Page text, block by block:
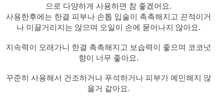
으로 다양하게 사용하면 참 좋겠어요.
사용한후에는 한결 피부나 손톱 입술이 촉촉해지고 끈적이거
나 미끌거리지는 않으며 오일이 손에 묻어나지 않아요.
지속력이 오래가니 한결 촉촉해지고 보습력이 좋으며 코코넛
향이 너무 좋아요.
꾸준히 사용해서 건조하거나 푸석하거나 피부가 예민해지 않
을거 같아요.